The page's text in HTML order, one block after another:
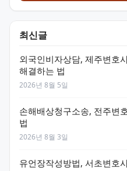
최신글
외국인비자상담, 제주변호
해결하는 법
2026년 8월 5일
손해배상청구소송, 전주변
법
2026년 8월 3일
유언장작성방법, 서초변호